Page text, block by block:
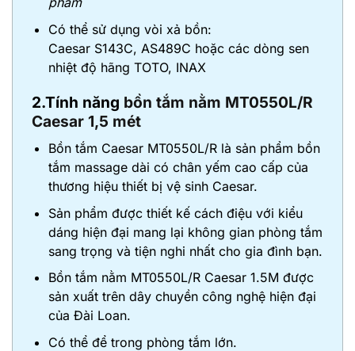
Có thể sử dụng vòi xả bồn:
Caesar S143C, AS489C hoặc các dòng sen
nhiệt độ hãng TOTO, INAX
2.Tính năng bồn tắm nằm MT0550L/R
Caesar 1,5 mét
Bồn tắm Caesar MT0550L/R là sản phẩm bồn
tắm massage dài có chân yếm cao cấp của
thương hiệu thiết bị vệ sinh Caesar.
Sản phẩm được thiết kế cách điệu với kiểu
dáng hiện đại mang lại không gian phòng tắm
sang trọng và tiện nghi nhất cho gia đình bạn.
Bồn tắm nằm MT0550L/R Caesar 1.5M được
sản xuất trên dây chuyền công nghệ hiện đại
của Đài Loan.
Có thể để trong phòng tắm lớn.